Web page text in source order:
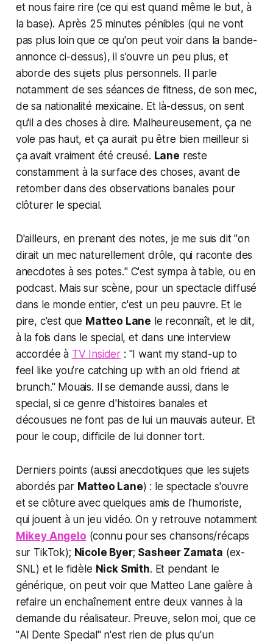
et nous faire rire (ce qui est quand même le but, à
la base). Après 25 minutes pénibles (qui ne vont
pas plus loin que ce qu'on peut voir dans la bande-
annonce ci-dessus), il s'ouvre un peu plus, et
aborde des sujets plus personnels. Il parle
notamment de ses séances de fitness, de son mec,
de sa nationalité mexicaine. Et là-dessus, on sent
qu'il a des choses à dire. Malheureusement, ça ne
vole pas haut, et ça aurait pu être bien meilleur si
ça avait vraiment été creusé. Lane reste
constamment à la surface des choses, avant de
retomber dans des observations banales pour
clôturer le special.
D'ailleurs, en prenant des notes, je me suis dit "on
dirait un mec naturellement drôle, qui raconte des
anecdotes à ses potes." C'est sympa à table, ou en
podcast. Mais sur scène, pour un spectacle diffusé
dans le monde entier, c'est un peu pauvre. Et le
pire, c'est que Matteo Lane le reconnaît, et le dit,
à la fois dans le special, et dans une interview
accordée à TV Insider : "I want my stand-up to
feel like you’re catching up with an old friend at
brunch." Mouais. Il se demande aussi, dans le
special, si ce genre d'histoires banales et
décousues ne font pas de lui un mauvais auteur. Et
pour le coup, difficile de lui donner tort.
Derniers points (aussi anecdotiques que les sujets
abordés par Matteo Lane) : le spectacle s'ouvre
et se clôture avec quelques amis de l'humoriste,
qui jouent à un jeu vidéo. On y retrouve notamment
Mikey Angelo (connu pour ses chansons/récaps
sur TikTok); Nicole Byer; Sasheer Zamata (ex-
SNL) et le fidèle Nick Smith. Et pendant le
générique, on peut voir que Matteo Lane galère à
refaire un enchaînement entre deux vannes à la
demande du réalisateur. Preuve, selon moi, que ce
"Al Dente Special " n'est rien de plus qu'un